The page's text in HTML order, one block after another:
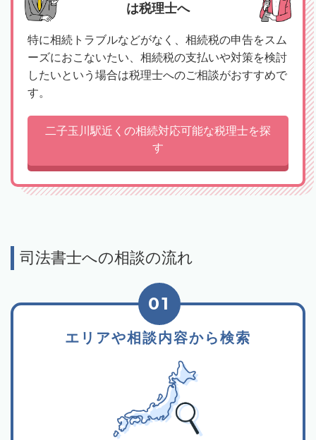
は税理士へ
特に相続トラブルなどがなく、相続税の申告をスム
ーズにおこないたい、相続税の支払いや対策を検討
したいという場合は税理士へのご相談がおすすめで
す。
二子玉川駅近くの相続対応可能な税理士を探
す
司法書士への相談の流れ
エリアや相談内容から検索
01